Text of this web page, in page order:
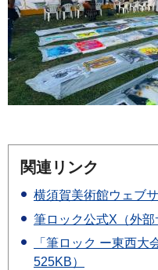
関連リンク
横須賀美術館ウェブ
筆ロック公式X（外部
「筆ロック ー東西大
525KB）